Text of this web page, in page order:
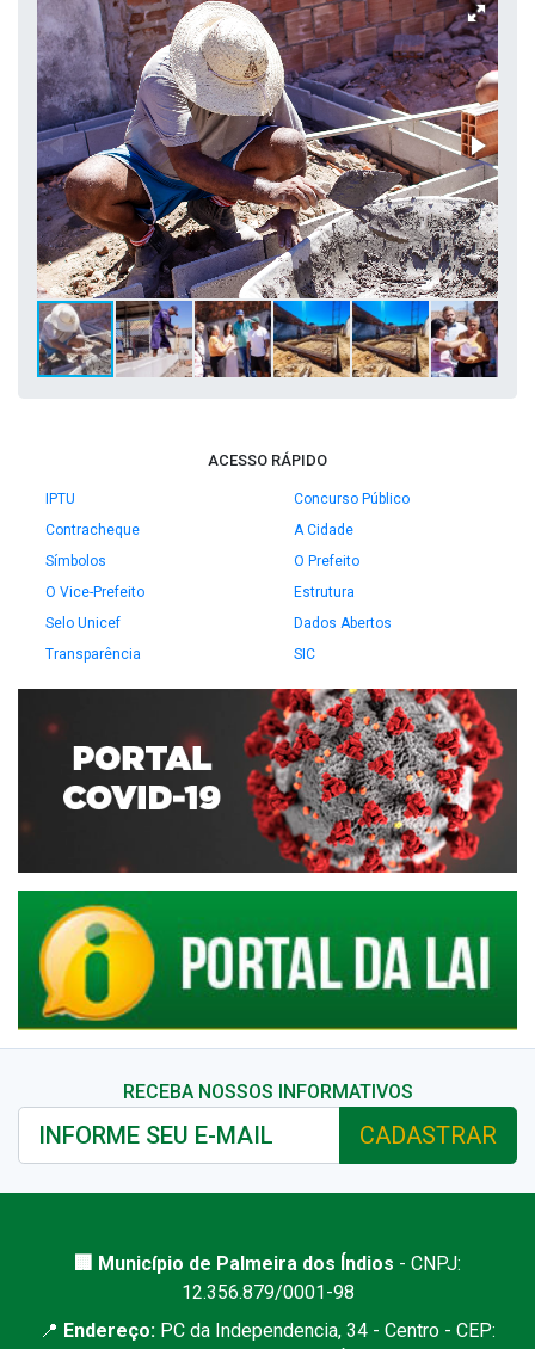
ACESSO RÁPIDO
IPTU
Concurso Público
Contracheque
A Cidade
Símbolos
O Prefeito
O Vice-Prefeito
Estrutura
Selo Unicef
Dados Abertos
Transparência
SIC
RECEBA NOSSOS INFORMATIVOS
CADASTRAR
🏢 Município de Palmeira dos Índios - CNPJ:
12.356.879/0001-98
📍 Endereço: PC da Independencia, 34 - Centro - CEP: